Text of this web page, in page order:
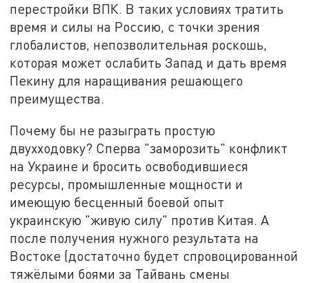
перестройки ВПК. В таких условиях тратить
время и силы на Россию, с точки зрения
глобалистов, непозволительная роскошь,
которая может ослабить Запад и дать время
Пекину для наращивания решающего
преимущества.
Почему бы не разыграть простую
двухходовку? Сперва "заморозить" конфликт
на Украине и бросить освободившиеся
ресурсы, промышленные мощности и
имеющую бесценный боевой опыт
украинскую "живую силу" против Китая. А
после получения нужного результата на
Востоке (достаточно будет спровоцированной
тяжёлыми боями за Тайвань смены